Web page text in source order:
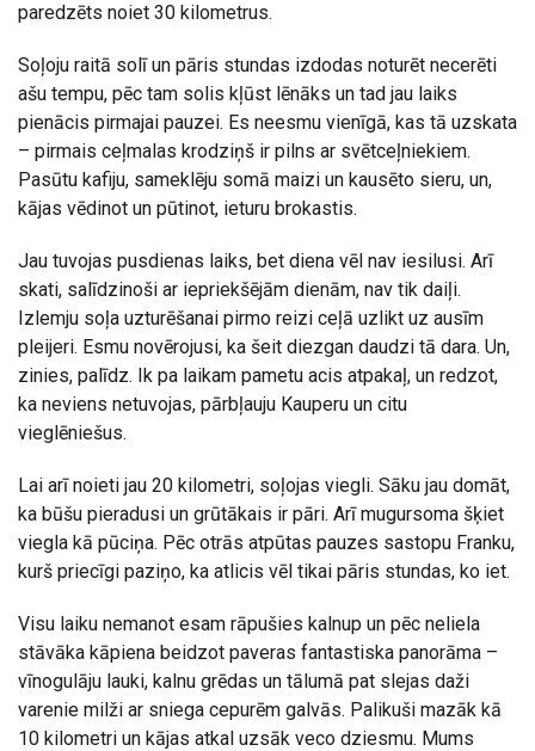
paredzēts noiet 30 kilometrus.
Soļoju raitā solī un pāris stundas izdodas noturēt necerēti
ašu tempu, pēc tam solis kļūst lēnāks un tad jau laiks
pienācis pirmajai pauzei. Es neesmu vienīgā, kas tā uzskata
– pirmais ceļmalas krodziņš ir pilns ar svētceļniekiem.
Pasūtu kafiju, sameklēju somā maizi un kausēto sieru, un,
kājas vēdinot un pūtinot, ieturu brokastis.
Jau tuvojas pusdienas laiks, bet diena vēl nav iesilusi. Arī
skati, salīdzinoši ar iepriekšējām dienām, nav tik daiļi.
Izlemju soļa uzturēšanai pirmo reizi ceļā uzlikt uz ausīm
pleijeri. Esmu novērojusi, ka šeit diezgan daudzi tā dara. Un,
zinies, palīdz. Ik pa laikam pametu acis atpakaļ, un redzot,
ka neviens netuvojas, pārbļauju Kauperu un citu
vieglēniešus.
Lai arī noieti jau 20 kilometri, soļojas viegli. Sāku jau domāt,
ka būšu pieradusi un grūtākais ir pāri. Arī mugursoma šķiet
viegla kā pūciņa. Pēc otrās atpūtas pauzes sastopu Franku,
kurš priecīgi paziņo, ka atlicis vēl tikai pāris stundas, ko iet.
Visu laiku nemanot esam rāpušies kalnup un pēc neliela
stāvāka kāpiena beidzot paveras fantastiska panorāma –
vīnogulāju lauki, kalnu grēdas un tālumā pat slejas daži
varenie milži ar sniega cepurēm galvās. Palikuši mazāk kā
10 kilometri un kājas atkal uzsāk veco dziesmu. Mums